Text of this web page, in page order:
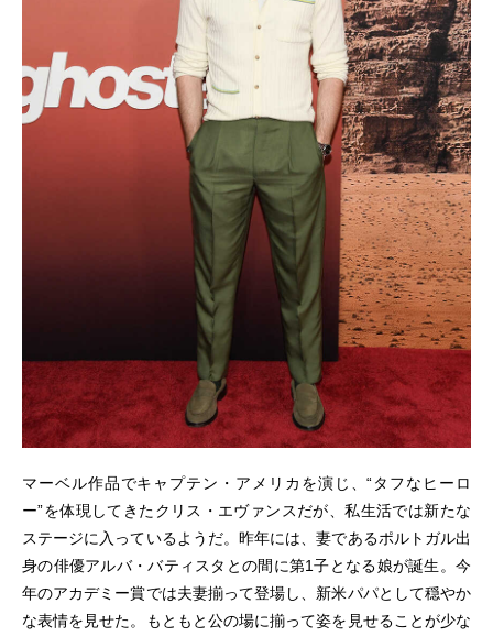
マーベル作品でキャプテン・アメリカを演じ、“タフなヒーロ
ー”を体現してきたクリス・エヴァンスだが、私生活では新たな
ステージに入っているようだ。昨年には、妻であるポルトガル出
身の俳優アルバ・バティスタとの間に第1子となる娘が誕生。今
年のアカデミー賞では夫妻揃って登場し、新米パパとして穏やか
な表情を見せた。もともと公の場に揃って姿を見せることが少な